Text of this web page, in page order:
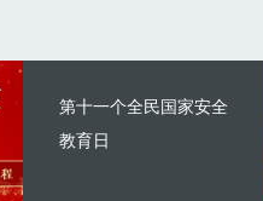
第十一个全民国家安全
教育日